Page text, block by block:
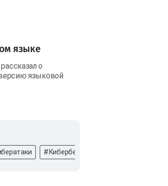
языке
о
языковой
#Кибербезопасность